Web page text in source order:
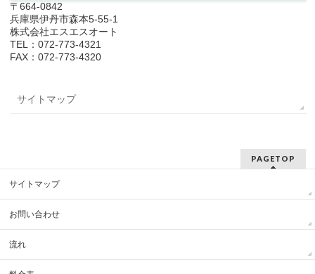
〒664-0842
兵庫県伊丹市森本5-55-1
株式会社エスエスオート
TEL：072-773-4321
FAX：072-773-4320
サイトマップ
PAGETOP
サイトマップ
お問い合わせ
流れ